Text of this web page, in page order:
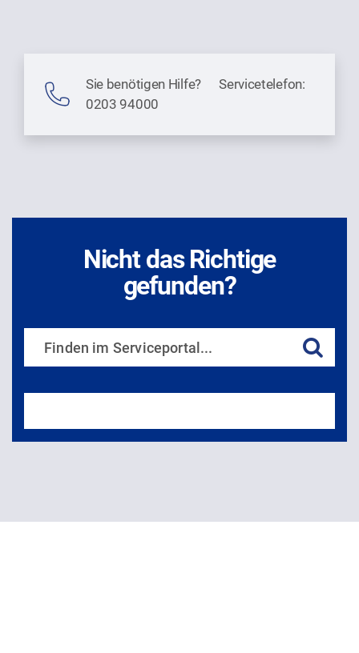
Sie benötigen Hilfe? Servicetelefon:
0203 94000
Nicht das Richtige
gefunden?